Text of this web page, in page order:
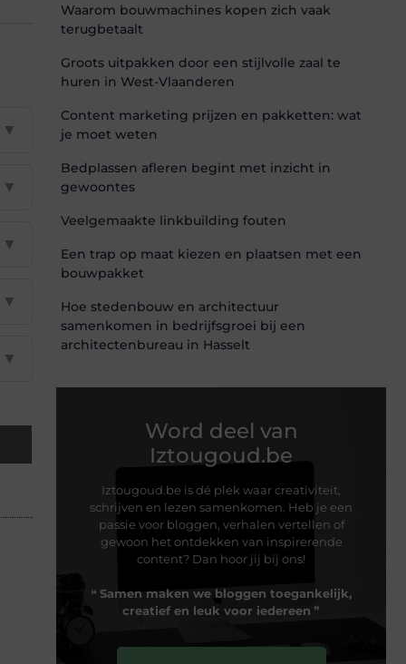
▼
▼
▼
▼
▼
Waarom bouwmachines kopen zich vaak
terugbetaalt
Groots uitpakken door een stijlvolle zaal te
huren in West-Vlaanderen
Content marketing prijzen en pakketten: wat
je moet weten
Bedplassen afleren begint met inzicht in
gewoontes
Veelgemaakte linkbuilding fouten
Een trap op maat kiezen en plaatsen met een
bouwpakket
Hoe stedenbouw en architectuur
samenkomen in bedrijfsgroei bij een
architectenbureau in Hasselt
Word deel van
Iztougoud.be
Iztougoud.be is dé plek waar creativiteit,
schrijven en lezen samenkomen. Heb je een
passie voor bloggen, verhalen vertellen of
gewoon het ontdekken van inspirerende
content? Dan hoor jij bij ons!
❝ Samen maken we bloggen toegankelijk,
creatief en leuk voor iedereen ❞